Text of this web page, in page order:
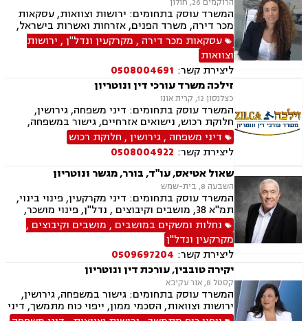
המשרד עוסק בתחומים: ירושות וצוואות, עסקאות
מכר דירה, משרד הפנים, אזרחות ואשרות בישראל,
דיני משפחה, דיני מקרקעין
עסקאות מכר דירה , מקרקעין ונדל"ן, ירושות
וצוואות
ליצירת קשר: 0508004691
זילכה משרד עורכי דין ונוטריון
כצלנסון 12, קרית אונו
המשרד עוסק בתחומים: דיני משפחה, גירושין,
חלוקת רכוש, נישואים אזרחיים, גישור במשפחה,
ירושות וצוואות, הסכמי ממון, אפוטרופסות,
משמורת, מזונות, ייפוי כוח מתמשך, דיני עבודה,
דיני מקרקעין, תמ"א 38, מגרשים לבניה , הפקעת
קרקעות, פינוי בינוי, תכנון ובניה, עסקאות מכר דירה,
ליקויי בנייה, מיסוי נדל"ן, נדל"ן, נזיקין, לשון הרע,
תאונות דרכים, תאונות עבודה, דיני חברות, ליווי
עסקי, ליווי מיזמי סטארטאפ, קניין רוחני, רשלנות
רפואית, רשלנות רפואית - רפואת שיניים, משרד
הביטחון, נכי צה"ל, משפט צבאי
דיני משפחה ,גירושין, חלוקת רכוש
ליצירת קשר: 0508004922
שאול אטיאס, עו"ד, בורר, מגשר ונוטריון
השבעה 8, בית-שמש
המשרד עוסק בתחומים: דיני מקרקעין, פינוי בינוי,
תמ"א 38, מושבים וקיבוצים , נדל"ן, פינוי מושכר,
תכנון ובניה, קבוצות רכישה, עסקאות מכר דירה,
גישור ובוררויות, אזרחי מסחרי, ייפוי כוח מתמשך,
נוטריון
נחלות ומשקים במושבים , מושבים וקיבוצים ,
מקרקעין ונדל"ן
ליצירת קשר: 0509697204
יקירה טובבין, עורכת דין ונוטריון
קסטל 8, אור עקיבא
המשרד עוסק בתחומים: גישור במשפחה, גירושין,
ירושות וצוואות, הסכמי ממון, ייפוי כוח מתמשך, דיני
מקרקעין, עסקאות מכר דירה, נזיקין, תאונות דרכים,